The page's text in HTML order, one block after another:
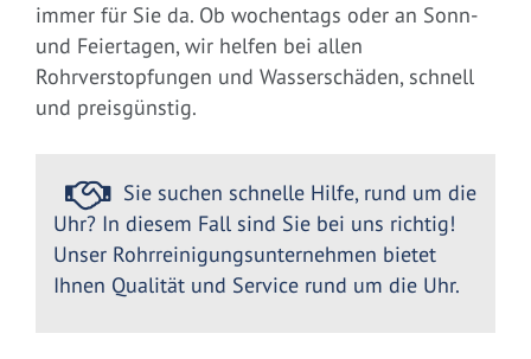
immer für Sie da. Ob wochentags oder an Sonn-
und Feiertagen, wir helfen bei allen
Rohrverstopfungen und Wasserschäden, schnell
und preisgünstig.
Sie suchen schnelle Hilfe, rund um die
Uhr? In diesem Fall sind Sie bei uns richtig!
Unser Rohrreinigungsunternehmen bietet
Ihnen Qualität und Service rund um die Uhr.